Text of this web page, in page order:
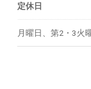
定休日
月曜日、第2・3火